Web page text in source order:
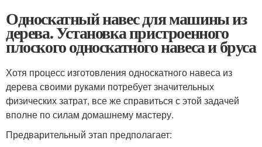
Односкатный навес для машины из
дерева. Установка пристроенного
плоского односкатного навеса и бруса
Хотя процесс изготовления односкатного навеса из
дерева своими руками потребует значительных
физических затрат, все же справиться с этой задачей
вполне по силам домашнему мастеру.
Предварительный этап предполагает: